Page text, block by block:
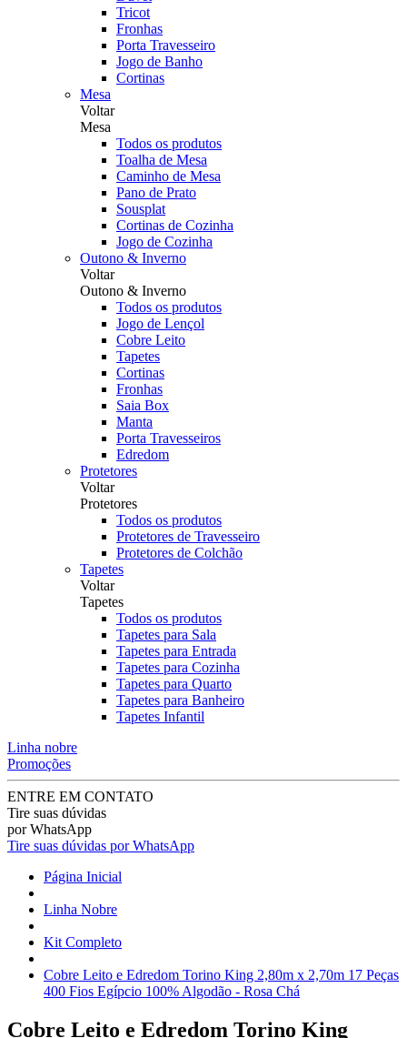
Tricot
Fronhas
Porta Travesseiro
Jogo de Banho
Cortinas
Mesa
Voltar
Mesa
Todos os produtos
Toalha de Mesa
Caminho de Mesa
Pano de Prato
Sousplat
Cortinas de Cozinha
Jogo de Cozinha
Outono & Inverno
Voltar
Outono & Inverno
Todos os produtos
Jogo de Lençol
Cobre Leito
Tapetes
Cortinas
Fronhas
Saia Box
Manta
Porta Travesseiros
Edredom
Protetores
Voltar
Protetores
Todos os produtos
Protetores de Travesseiro
Protetores de Colchão
Tapetes
Voltar
Tapetes
Todos os produtos
Tapetes para Sala
Tapetes para Entrada
Tapetes para Cozinha
Tapetes para Quarto
Tapetes para Banheiro
Tapetes Infantil
Linha nobre
Promoções
ENTRE EM CONTATO
Tire suas dúvidas
por WhatsApp
Tire suas dúvidas por WhatsApp
Página Inicial
Linha Nobre
Kit Completo
Cobre Leito e Edredom Torino King 2,80m x 2,70m 17 Peças
400 Fios Egípcio 100% Algodão - Rosa Chá
Cobre Leito e Edredom Torino King